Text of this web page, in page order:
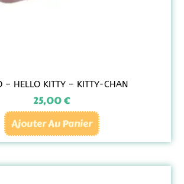
– HELLO KITTY – KITTY-CHAN
25,00€
Ajouter Au Panier